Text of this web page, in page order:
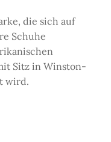
die sich auf
Schuhe
Sitz in Winston-
wird.